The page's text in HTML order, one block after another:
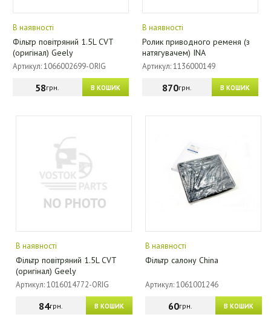
В наявності
Фільтр повітряний 1.5L CVT
(оригінал) Geely
Артикул: 1066002699-ORIG
В КОШИК
58грн.
В наявності
Ролик приводного ременя (з
натягувачем) INA
Артикул: 1136000149
В КОШИК
870грн.
В наявності
Фільтр повітряний 1.5L CVT
(оригінал) Geely
Артикул: 1016014772-ORIG
В КОШИК
84грн.
В наявності
Фільтр салону China
Артикул: 1061001246
В КОШИК
60грн.